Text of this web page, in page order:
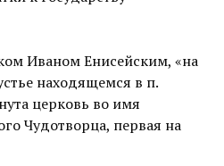
Иваном Енисейским, «на
находящемся в п.
церковь во имя
Чудотворца, первая на